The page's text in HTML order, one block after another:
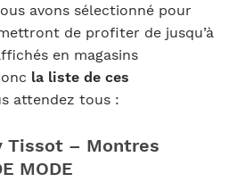
avons sélectionné pour
de profiter de jusqu’à
en magasins
la liste de ces
attendez tous :
Tissot – Montres
MODE